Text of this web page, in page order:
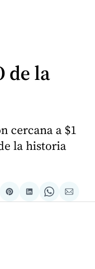
de la
cercana a $1
la historia
Share
on
Compartir
en
Share
on
via